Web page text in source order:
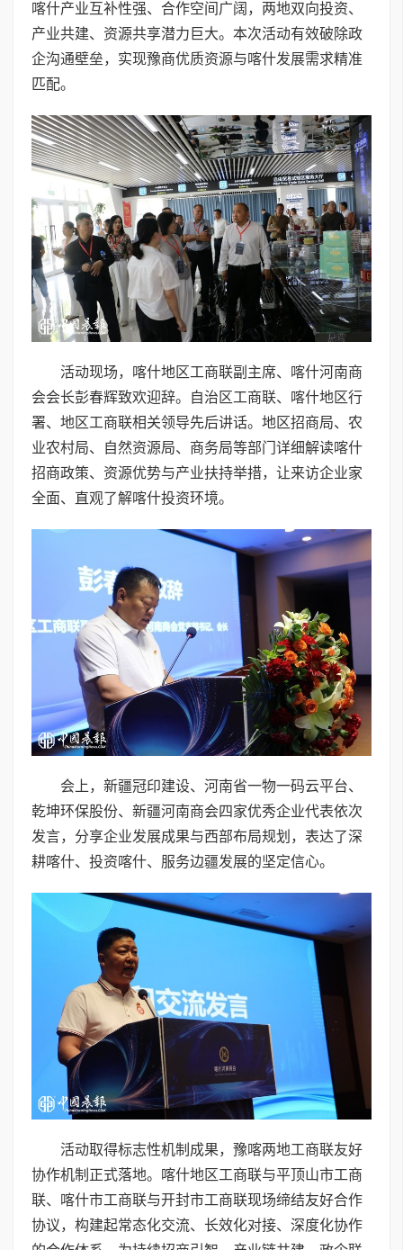
喀什产业互补性强、合作空间广阔，两地双向投资、
产业共建、资源共享潜力巨大。本次活动有效破除政
企沟通壁垒，实现豫商优质资源与喀什发展需求精准
匹配。
活动现场，喀什地区工商联副主席、喀什河南商
会会长彭春辉致欢迎辞。自治区工商联、喀什地区行
署、地区工商联相关领导先后讲话。地区招商局、农
业农村局、自然资源局、商务局等部门详细解读喀什
招商政策、资源优势与产业扶持举措，让来访企业家
全面、直观了解喀什投资环境。
会上，新疆冠印建设、河南省一物一码云平台、
乾坤环保股份、新疆河南商会四家优秀企业代表依次
发言，分享企业发展成果与西部布局规划，表达了深
耕喀什、投资喀什、服务边疆发展的坚定信心。
活动取得标志性机制成果，豫喀两地工商联友好
协作机制正式落地。喀什地区工商联与平顶山市工商
联、喀什市工商联与开封市工商联现场缔结友好合作
协议，构建起常态化交流、长效化对接、深度化协作